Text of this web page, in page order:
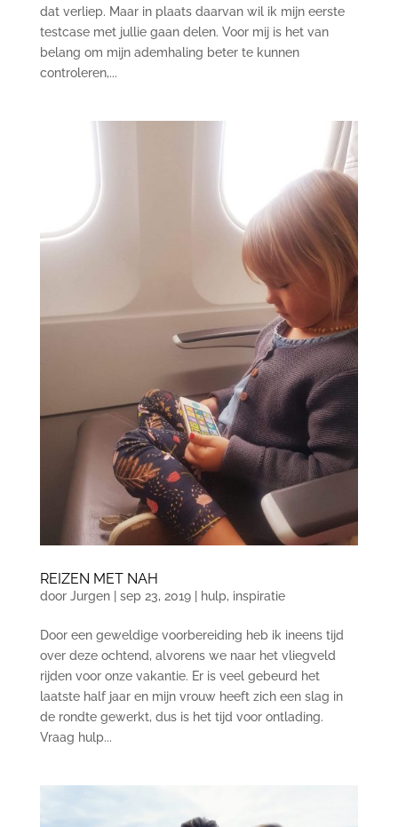
dat verliep. Maar in plaats daarvan wil ik mijn eerste
testcase met jullie gaan delen. Voor mij is het van
belang om mijn ademhaling beter te kunnen
controleren,...
REIZEN MET NAH
door Jurgen| sep 23, 2019| hulp, inspiratie
Door een geweldige voorbereiding heb ik ineens tijd
over deze ochtend, alvorens we naar het vliegveld
rijden voor onze vakantie. Er is veel gebeurd het
laatste half jaar en mijn vrouw heeft zich een slag in
de rondte gewerkt, dus is het tijd voor ontlading.
Vraag hulp...